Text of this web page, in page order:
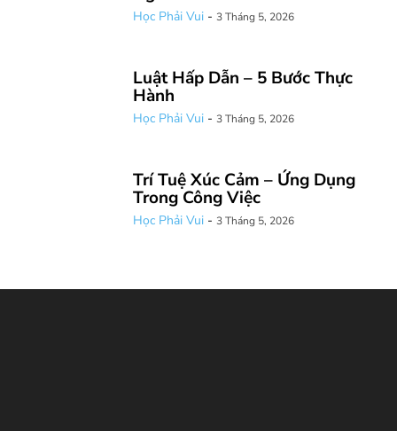
Học Phải Vui - 3 Tháng 5, 2026
Luật Hấp Dẫn – 5 Bước Thực
Hành
Học Phải Vui - 3 Tháng 5, 2026
Trí Tuệ Xúc Cảm – Ứng Dụng
Trong Công Việc
Học Phải Vui - 3 Tháng 5, 2026